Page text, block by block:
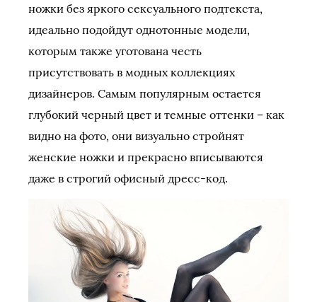
ножки без яркого сексуального подтекста,
идеально подойдут однотонные модели,
которым также уготована честь
присутствовать в модных коллекциях
дизайнеров. Самым популярным остается
глубокий черный цвет и темные оттенки – как
видно на фото, они визуально стройнят
женские ножки и прекрасно вписываются
даже в строгий офисный дресс-код.